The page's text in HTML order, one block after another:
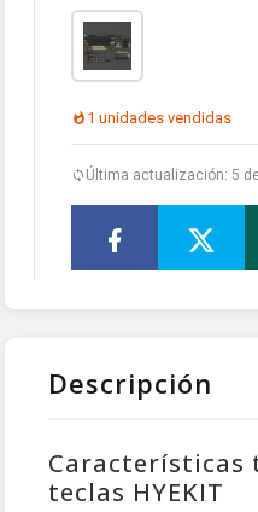
1 unidades vendidas
Última actualización: 5
Descripción
Características
teclas HYEKIT